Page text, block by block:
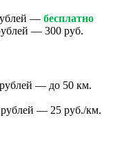
— бесплатно
— 300 руб.
— до 50 км.
рублей — 25 руб./км.